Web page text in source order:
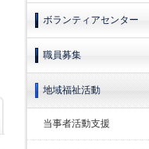
ボランティアセンター
職員募集
地域福祉活動
当事者活動支援